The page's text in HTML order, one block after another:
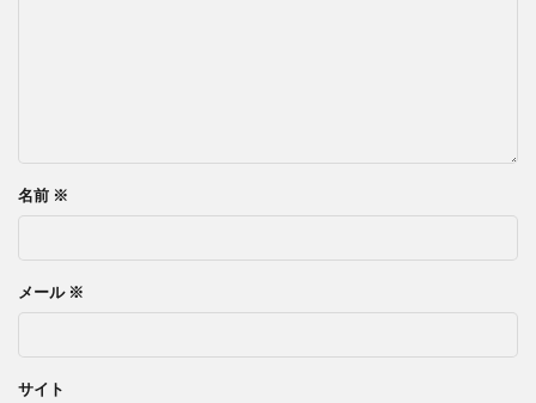
名前 ※
メール ※
サイト